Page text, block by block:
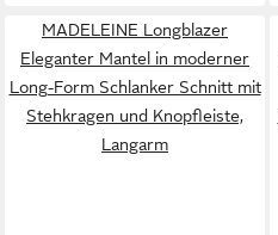
MADELEINE Longblazer
Eleganter Mantel in moderner
Long-Form Schlanker Schnitt mit
Stehkragen und Knopfleiste,
Langarm